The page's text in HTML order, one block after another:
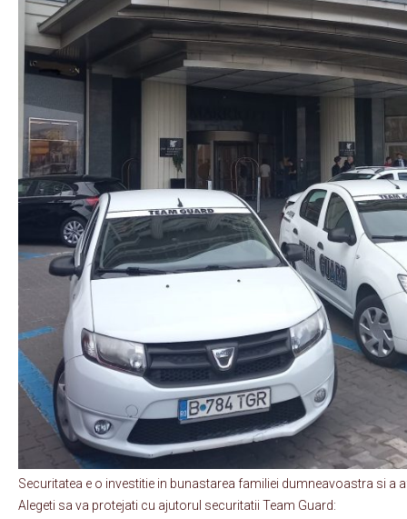
Securitatea e o investitie in bunastarea familiei dumneavoastra si a
Alegeti sa va protejati cu ajutorul securitatii Team Guard: